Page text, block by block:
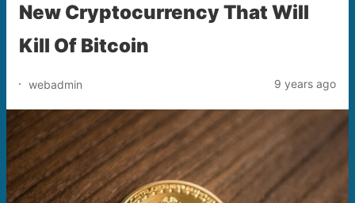
New Cryptocurrency That Will
Kill Of Bitcoin
webadmin 9 years ago